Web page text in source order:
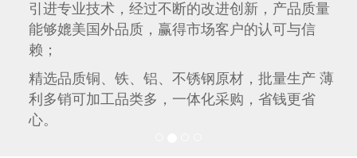
引进专业技术，经过不断的改进创新，产品质量
能够媲美国外品质，赢得市场客户的认可与信
赖；
精选品质铜、铁、铝、不锈钢原材，批量生产 薄
利多销可加工品类多，一体化采购，省钱更省
心。